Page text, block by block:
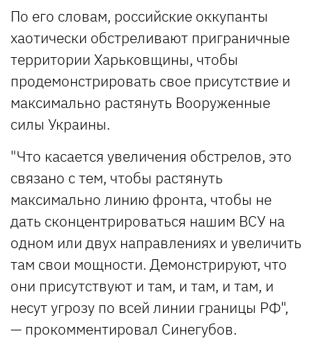
По его словам, российские оккупанты
хаотически обстреливают приграничные
территории Харьковщины, чтобы
продемонстрировать свое присутствие и
максимально растянуть Вооруженные
силы Украины.
"Что касается увеличения обстрелов, это
связано с тем, чтобы растянуть
максимально линию фронта, чтобы не
дать сконцентрироваться нашим ВСУ на
одном или двух направлениях и увеличить
там свои мощности. Демонстрируют, что
они присутствуют и там, и там, и там, и
несут угрозу по всей линии границы РФ",
— прокомментировал Синегубов.